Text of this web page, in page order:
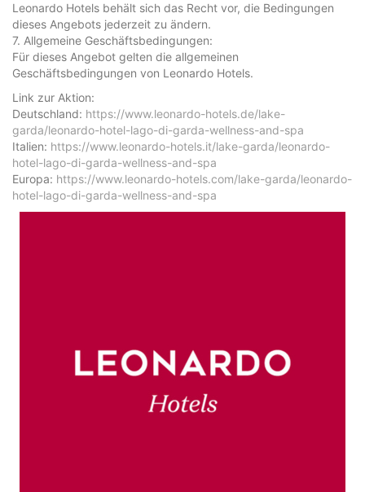
Leonardo Hotels behält sich das Recht vor, die Bedingungen
dieses Angebots jederzeit zu ändern.
7. Allgemeine Geschäftsbedingungen:
Für dieses Angebot gelten die allgemeinen
Geschäftsbedingungen von Leonardo Hotels.
Link zur Aktion:
Deutschland: https://www.leonardo-hotels.de/lake-
garda/leonardo-hotel-lago-di-garda-wellness-and-spa
Italien: https://www.leonardo-hotels.it/lake-garda/leonardo-
hotel-lago-di-garda-wellness-and-spa
Europa: https://www.leonardo-hotels.com/lake-garda/leonardo-
hotel-lago-di-garda-wellness-and-spa